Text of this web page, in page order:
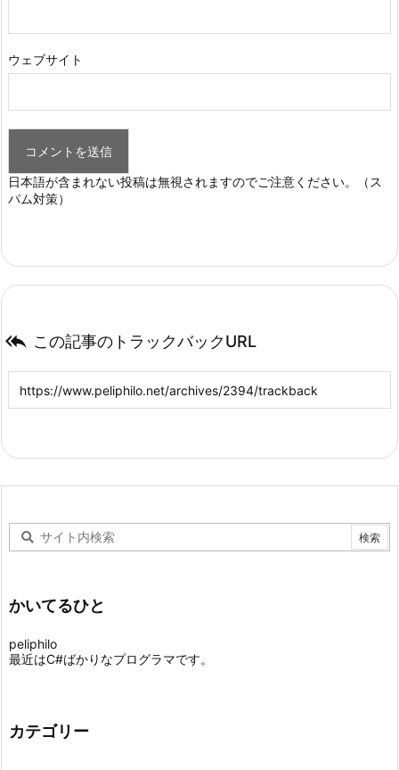
ウェブサイト
日本語が含まれない投稿は無視されますのでご注意ください。（ス
パム対策）
 この記事のトラックバックURL
かいてるひと
peliphilo
最近はC#ばかりなプログラマです。
カテゴリー